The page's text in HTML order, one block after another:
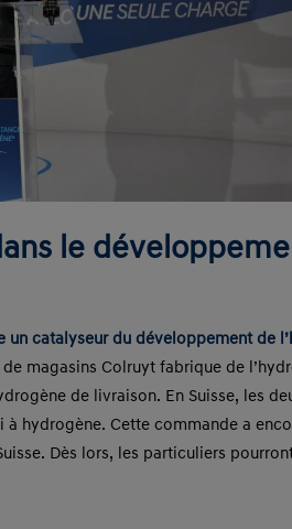
le
un catalyseur du développement de
magasins Colruyt fabrique de
de livraison. En Suisse, les
hydrogène. Cette commande a
Dès lors, les particuliers